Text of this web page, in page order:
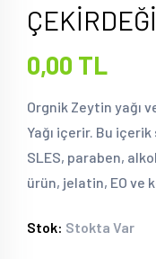
0,00 TL
Orgnik Zeytin yağı
Yağı içerir. Bu
SLES, paraben,
ürün, jelatin, EO ve
Stok: Stokta Var